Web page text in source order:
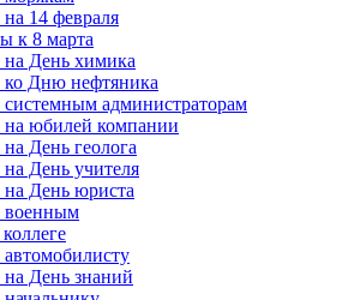
14 февраля
к 8 марта
День химика
Дню нефтяника
администраторам
юбилей компании
День геолога
День учителя
День юриста
военным
День знаний